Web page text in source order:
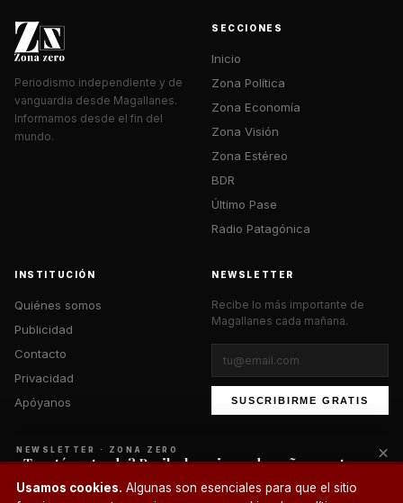
Periodismo independiente y de
vanguardia desde Magallanes.
Informamos desde el fin del
mundo.
SECCIONES
Inicio
Zona Política
Zona Economía
Zona Visión
Zona Estéreo
BDR
Último Pase
Radio Patagónica
INSTITUCIÓN
Quiénes somos
Publicidad
Contacto
Privacidad
Apóyanos
NEWSLETTER
Recibe lo más importante de
Magallanes cada mañana.
SUSCRIBIRME GRATIS
© 2026 Zona Zero Media. Todos los derechos reservados.
Usamos cookies. Algunas son esenciales para que el sitio
NEWSLETTER · ZONA ZERO
¿Te está gustando? Recibe lo mejor cada mañana en tu
correo.
×